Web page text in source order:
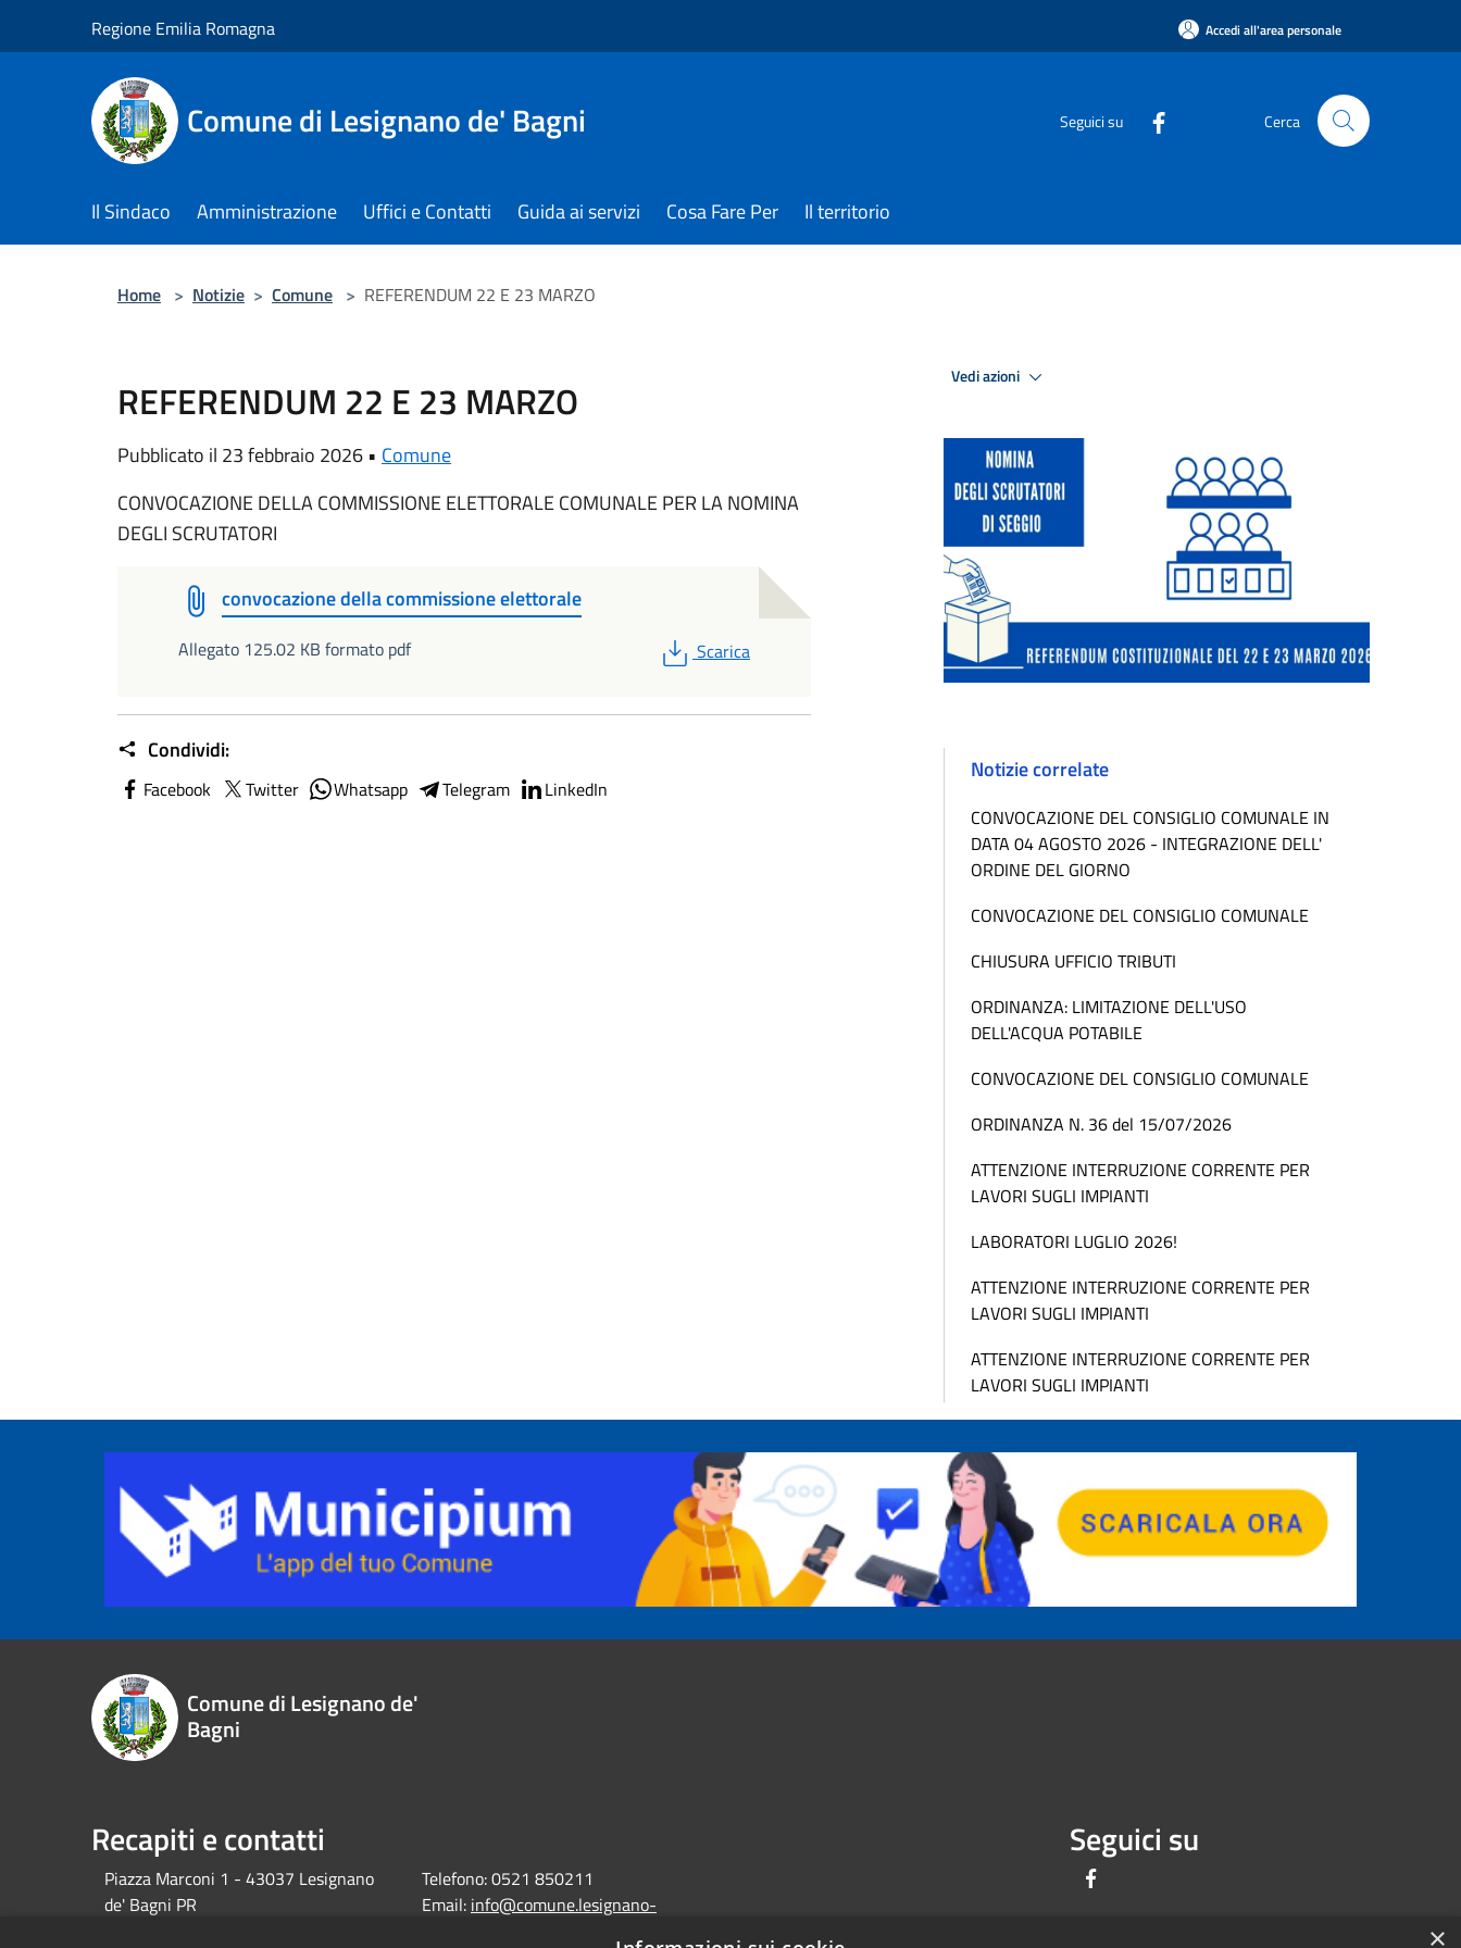
Regione Emilia Romagna Accedi all'area personale
Comune di Lesignano de' Bagni Seguici su Cerca
Il Sindaco Amministrazione Uffici e Contatti Guida ai servizi Cosa Fare Per Il territorio
Home > Notizie > Comune > REFERENDUM 22 E 23 MARZO
REFERENDUM 22 E 23 MARZO
Pubblicato il 23 febbraio 2026 • Comune
CONVOCAZIONE DELLA COMMISSIONE ELETTORALE COMUNALE PER LA NOMINA
DEGLI SCRUTATORI
convocazione della commissione elettorale
Allegato 125.02 KB formato pdf PDF
Scarica
Condividi:
Facebook Twitter Whatsapp Telegram LinkedIn
Vedi azioni
Notizie correlate
CONVOCAZIONE DEL CONSIGLIO COMUNALE IN
DATA 04 AGOSTO 2026 - INTEGRAZIONE DELL'
ORDINE DEL GIORNO
CONVOCAZIONE DEL CONSIGLIO COMUNALE
CHIUSURA UFFICIO TRIBUTI
ORDINANZA: LIMITAZIONE DELL'USO
DELL'ACQUA POTABILE
CONVOCAZIONE DEL CONSIGLIO COMUNALE
ORDINANZA N. 36 del 15/07/2026
ATTENZIONE INTERRUZIONE CORRENTE PER
LAVORI SUGLI IMPIANTI
LABORATORI LUGLIO 2026!
ATTENZIONE INTERRUZIONE CORRENTE PER
LAVORI SUGLI IMPIANTI
ATTENZIONE INTERRUZIONE CORRENTE PER
LAVORI SUGLI IMPIANTI
Comune di Lesignano de'
Bagni
Recapiti e contatti
Piazza Marconi 1 - 43037 Lesignano
de' Bagni PR
Telefono:0521 850211
Email: info@comune.lesignano-
Seguici su
×